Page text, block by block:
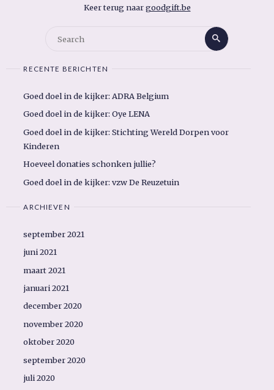
Keer terug naargoodgift.be
Search
Search
RECENTE BERICHTEN
Goed doel in de kijker: ADRA Belgium
Goed doel in de kijker: Oye LENA
Goed doel in de kijker: Stichting Wereld Dorpen voor
Kinderen
Hoeveel donaties schonken jullie?
Goed doel in de kijker: vzw De Reuzetuin
ARCHIEVEN
september 2021
juni 2021
maart 2021
januari 2021
december 2020
november 2020
oktober 2020
september 2020
juli 2020